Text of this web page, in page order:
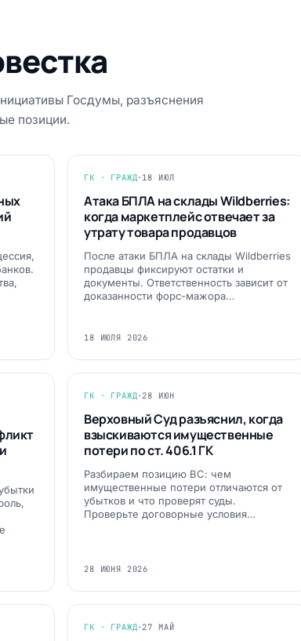
Госдумы, разъяснения
позиции.
ГК · ГРАЖД· 18 ИЮЛ
Атака БПЛА на склады Wildberries:
когда маркетплейс отвечает за
утрату товара продавцов
После атаки БПЛА на склады Wildberries
продавцы фиксируют остатки и
документы. Ответственность зависит от
доказанности форс-мажора…
18 ИЮЛЯ 2026
ГК · ГРАЖД· 28 ИЮН
Верховный Суд разъяснил, когда
взыскиваются имущественные
потери по ст. 406.1 ГК
Разбираем позицию ВС: чем
имущественные потери отличаются от
убытков и что проверят суды.
Проверьте договорные условия…
28 ИЮНЯ 2026
ГК · ГРАЖД· 27 МАЙ